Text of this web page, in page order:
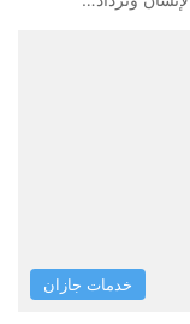
خدمات جازان